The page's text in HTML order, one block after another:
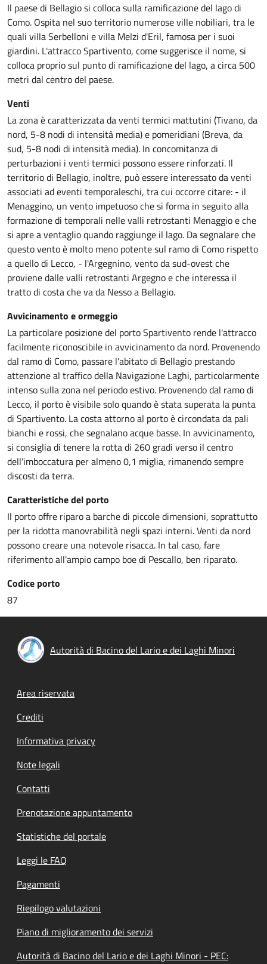
Il paese di Bellagio si colloca sulla ramificazione del lago di
Como. Ospita nel suo territorio numerose ville nobiliari, tra le
quali villa Serbelloni e villa Melzi d'Eril, famosa per i suoi
giardini. L'attracco Spartivento, come suggerisce il nome, si
colloca proprio sul punto di ramificazione del lago, a circa 500
metri dal centro del paese.
Venti
La zona è caratterizzata da venti termici mattutini (Tivano, da
nord, 5-8 nodi di intensità media) e pomeridiani (Breva, da
sud, 5-8 nodi di intensità media). In concomitanza di
perturbazioni i venti termici possono essere rinforzati. Il
territorio di Bellagio, inoltre, può essere interessato da venti
associati ad eventi temporaleschi, tra cui occorre citare: - il
Menaggino, un vento impetuoso che si forma in seguito alla
formazione di temporali nelle valli retrostanti Menaggio e che
si apre a ventaglio quando raggiunge il lago. Da segnalare che
questo vento è molto meno potente sul ramo di Como rispetto
a quello di Lecco, - l'Argegnino, vento da sud-ovest che
proviene dalle valli retrostanti Argegno e che interessa il
tratto di costa che va da Nesso a Bellagio.
Avvicinamento e ormeggio
La particolare posizione del porto Spartivento rende l'attracco
facilmente riconoscibile in avvicinamento da nord. Provenendo
dal ramo di Como, passare l'abitato di Bellagio prestando
attenzione al traffico della Navigazione Laghi, particolarmente
intenso sulla zona nel periodo estivo. Provenendo dal ramo di
Lecco, il porto è visibile solo quando è stata superata la punta
di Spartivento. La costa attorno al porto è circondata da pali
bianchi e rossi, che segnalano acque basse. In avvicinamento,
si consiglia di tenere la rotta di 260 gradi verso il centro
dell'imboccatura per almeno 0,1 miglia, rimanendo sempre
discosti da terra.
Caratteristiche del porto
Il porto offre riparo a barche di piccole dimensioni, soprattutto
per la ridotta manovrabilità negli spazi interni. Venti da nord
possono creare una notevole risacca. In tal caso, fare
riferimento all'ampio campo boe di Pescallo, ben riparato.
Codice porto
87
Autorità di Bacino del Lario e dei Laghi Minori
Footer menu
Area riservata
Crediti
Informativa privacy
Note legali
Contatti
Prenotazione appuntamento
Statistiche del portale
Leggi le FAQ
Pagamenti
Riepilogo valutazioni
Piano di miglioramento dei servizi
Autorità di Bacino del Lario e dei Laghi Minori - PEC: